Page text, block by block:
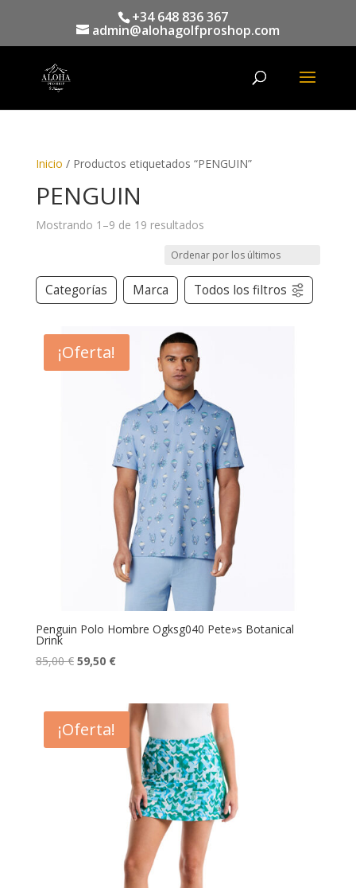
+34 648 836 367
admin@alohagolfproshop.com
productos
Inicio / Productos etiquetados “PENGUIN”
PENGUIN
Mostrando 1–9 de 19 resultados
Categorías Marca Todos los filtros
¡Oferta!
Penguin Polo Hombre Ogksg040 Pete»s Botanical
Drink
85,00€ El
era:
85,00 €.
59,50 €El
es:
59,50 €.
¡Oferta!